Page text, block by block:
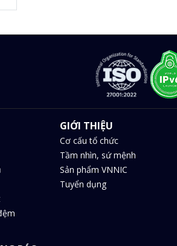
GIỚI THIỆU
Cơ cấu tổ chức
Tầm nhìn, sứ mệnh
Sản phẩm VNNIC
Tuyển dụng